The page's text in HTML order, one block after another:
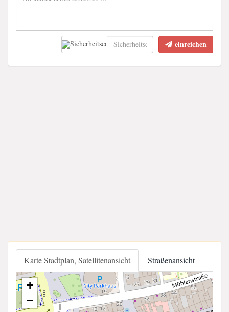
einreichen
Karte Stadtplan, Satellitenansicht Straßenansicht
+
−